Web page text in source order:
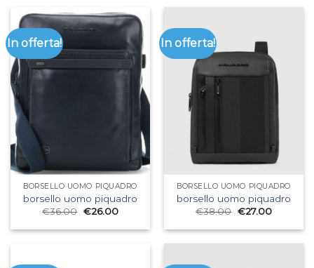
In offerta!
BORSELLO UOMO PIQUADRO
borsello uomo piquadro
€36.00 €26.00
In offerta!
BORSELLO UOMO PIQUADRO
borsello uomo piquadro
€38.00 €27.00